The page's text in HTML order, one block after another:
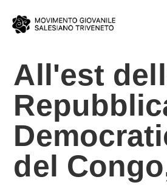
All'est
del